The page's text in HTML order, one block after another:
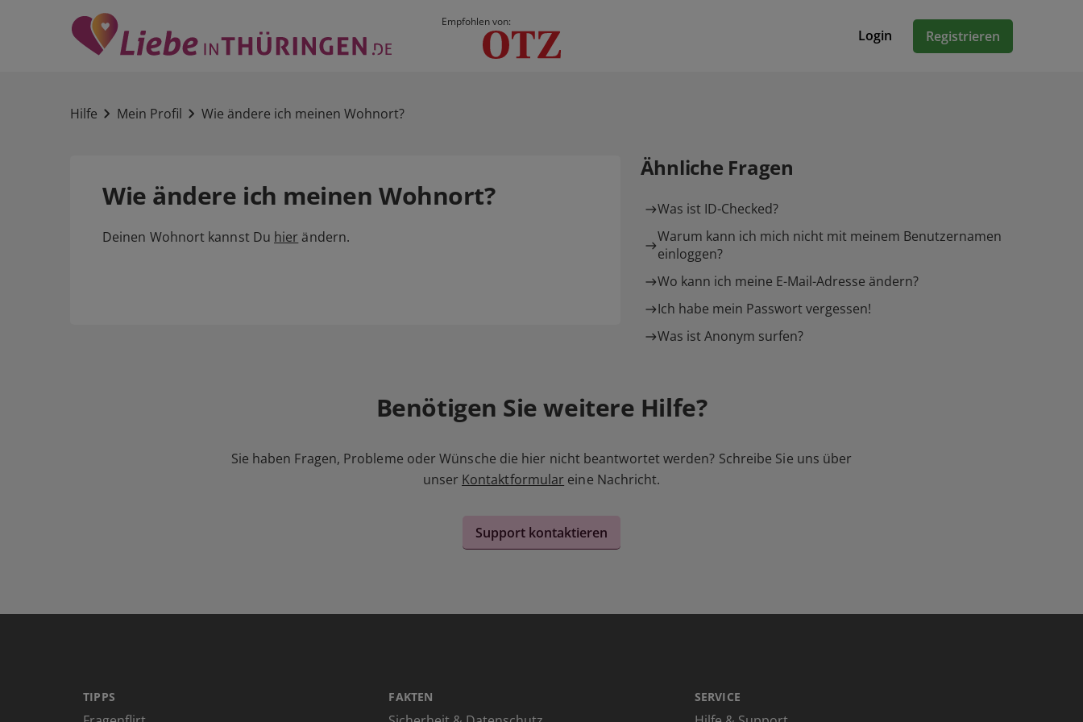
Empfohlen von:
Login Registrieren
Hilfe Mein Profil Wie ändere ich meinen Wohnort?
Wie ändere ich meinen Wohnort?
Deinen Wohnort kannst Du hier ändern.
Ähnliche Fragen
Was ist ID-Checked?
Warum kann ich mich nicht mit meinem Benutzernamen
einloggen?
Wo kann ich meine E-Mail-Adresse ändern?
Ich habe mein Passwort vergessen!
Was ist Anonym surfen?
Benötigen Sie weitere Hilfe?
Sie haben Fragen, Probleme oder Wünsche die hier nicht beantwortet werden? Schreibe Sie uns über
unser Kontaktformular eine Nachricht.
Support kontaktieren
TIPPS FAKTEN SERVICE